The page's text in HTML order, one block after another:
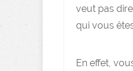
veut pas
qui vous
En effet,